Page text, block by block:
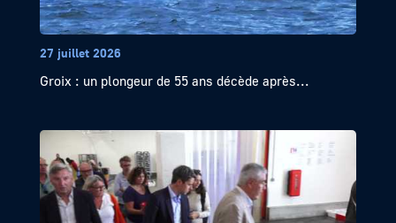
27 juillet 2026
Groix : un plongeur de 55 ans décède après...